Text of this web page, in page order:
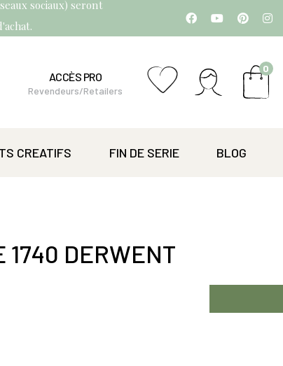
sociaux) seront
ACCÈS PRO
Revendeurs/Retailers
0
CREATIFS FIN DE SERIE BLOG
1740 DERWENT